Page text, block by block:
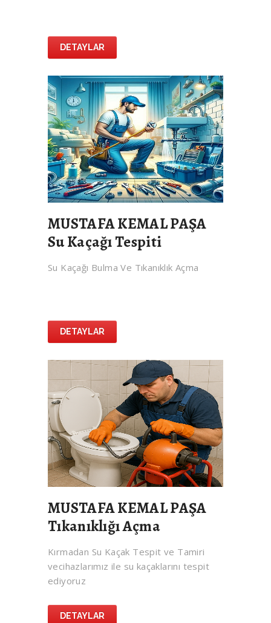
DETAYLAR
MUSTAFA KEMAL PAŞA
Su Kaçağı Tespiti
Su Kaçağı Bulma Ve Tıkanıklık Açma
DETAYLAR
MUSTAFA KEMAL PAŞA
Tıkanıklığı Açma
Kırmadan Su Kaçak Tespit ve Tamiri
vecihazlarımız ile su kaçaklarını tespit
ediyoruz
DETAYLAR